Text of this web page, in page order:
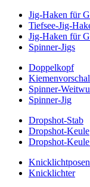
Jig-Haken für
Tiefsee-Jig-
Jig-Haken für
Spinner-Jigs
Doppelkopf
Spinner-
Spinner-Jig
Dropshot-Stab
Dropshot-Keule
Dropshot-
Knicklichtposen
Knicklichter